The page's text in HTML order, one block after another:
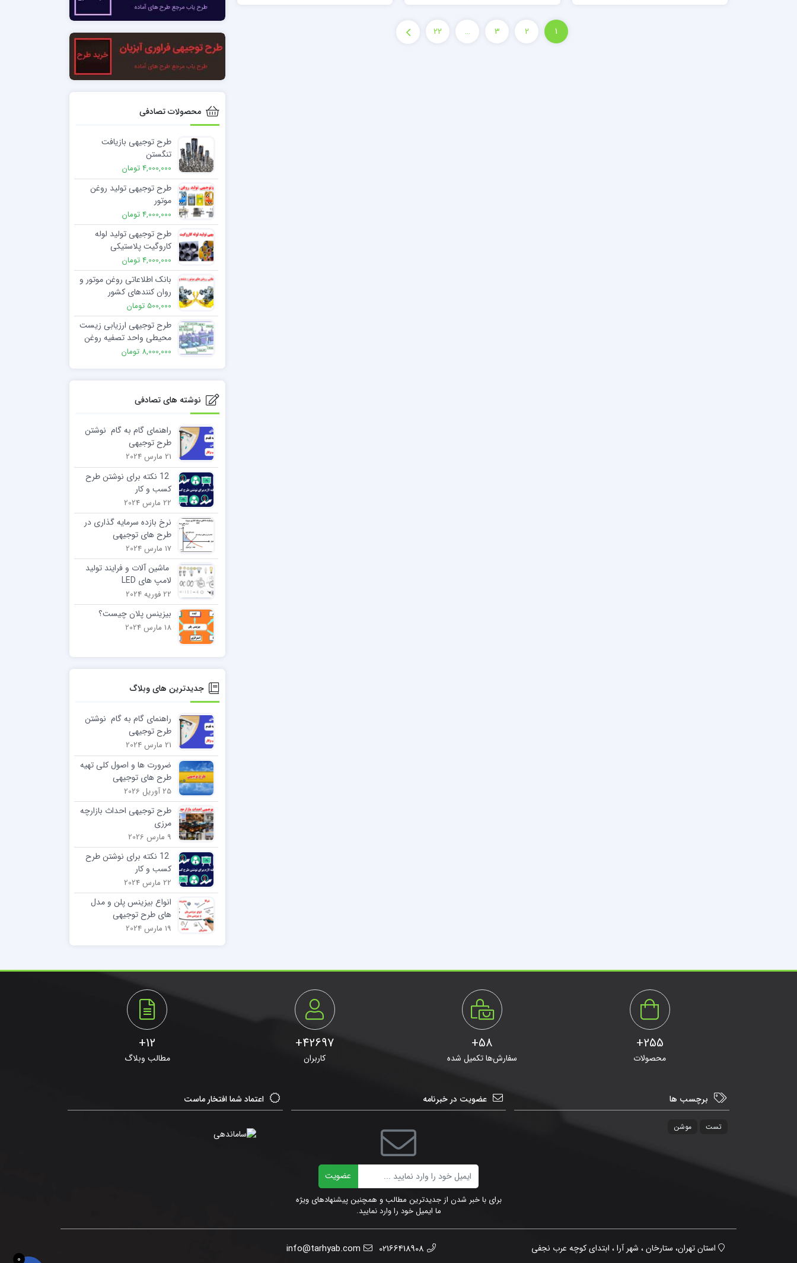
1
2
3
…
22
محصولات تصادفی
طرح توجیهی بازیافت
تنگستن
4,000,000 تومان
طرح توجیهی تولید روغن
موتور
4,000,000 تومان
طرح توجیهی تولید لوله
کاروگیت پلاستیکی
4,000,000 تومان
بانک اطلاعاتی روغن موتور و
روان کنندهای کشور
500,000 تومان
طرح توجیهی ارزیابی زیست
محیطی واحد تصفیه روغن
سوخته
8,000,000 تومان
نوشته های تصادفی
راهنمای گام به گام نوشتن
طرح توجیهی
21 مارس 2024
12 نکته برای نوشتن طرح
کسب و کار
22 مارس 2024
نرخ بازده سرمایه گذاری در
طرح های توجیهی
17 مارس 2024
ماشین آلات و فرایند تولید
لامپ های LED
22 فوریه 2024
بیزینس پلان چیست؟
18 مارس 2024
جدیدترین های وبلاگ
راهنمای گام به گام نوشتن
طرح توجیهی
21 مارس 2024
ضرورت ها و اصول کلی تهیه
طرح های توجیهی
25 آوریل 2026
طرح توجیهی احداث بازارچه
مرزی
9 مارس 2026
12 نکته برای نوشتن طرح
کسب و کار
22 مارس 2024
انواع بیزینس پلن و مدل
های طرح توجیهی
19 مارس 2024
255+
محصولات
58+
سفارش‌ها تکمیل شده
42697+
کاربران
12+
مطالب وبلاگ
برچسب ها
تست موشن
عضویت در خبرنامه
ایمیل عضویت
برای با خبر شدن از جدیدترین مطالب و همچنین پیشنهادهای ویژه
ما ایمیل خود را وارد نمایید.
اعتماد شما افتخار ماست
استان تهران، ستارخان ، شهر آرا ، ابتدای کوچه عرب نجفی 02166418908
info@tarhyab.com
0